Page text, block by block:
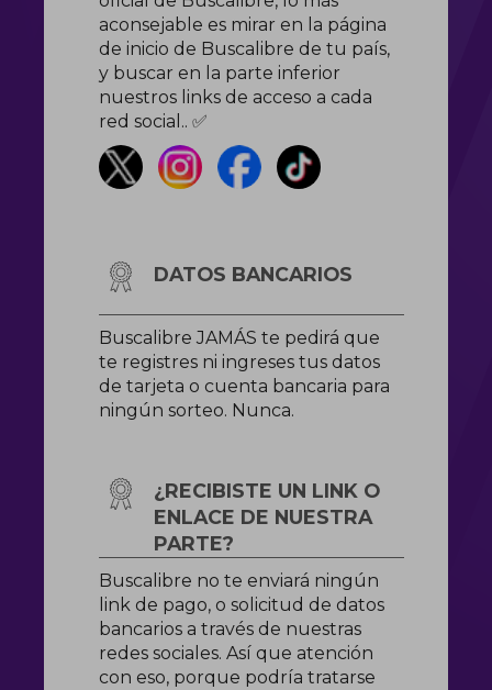
aconsejable es mirar en la página
de inicio de Buscalibre de tu país,
y buscar en la parte inferior
nuestros links de acceso a cada
red social.. ✅
DATOS BANCARIOS
Buscalibre JAMÁS te pedirá que
te registres ni ingreses tus datos
de tarjeta o cuenta bancaria para
ningún sorteo. Nunca.
¿RECIBISTE UN LINK O
ENLACE DE NUESTRA
PARTE?
Buscalibre no te enviará ningún
link de pago, o solicitud de datos
bancarios a través de nuestras
redes sociales. Así que atención
con eso, porque podría tratarse